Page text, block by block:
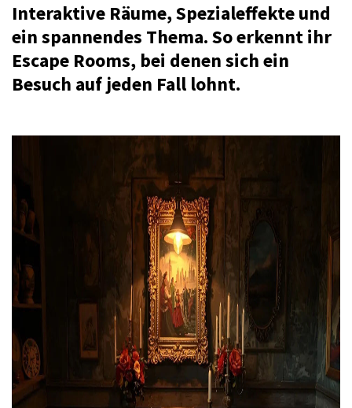
Interaktive Räume, Spezialeffekte und
ein spannendes Thema. So erkennt ihr
Escape Rooms, bei denen sich ein
Besuch auf jeden Fall lohnt.